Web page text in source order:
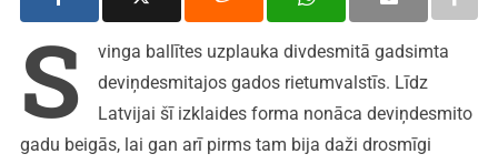
S
vinga ballītes uzplauka divdesmitā gadsimta
deviņdesmitajos gados rietumvalstīs. Līdz
Latvijai šī izklaides forma nonāca deviņdesmito
gadu beigās, lai gan arī pirms tam bija daži drosmīgi